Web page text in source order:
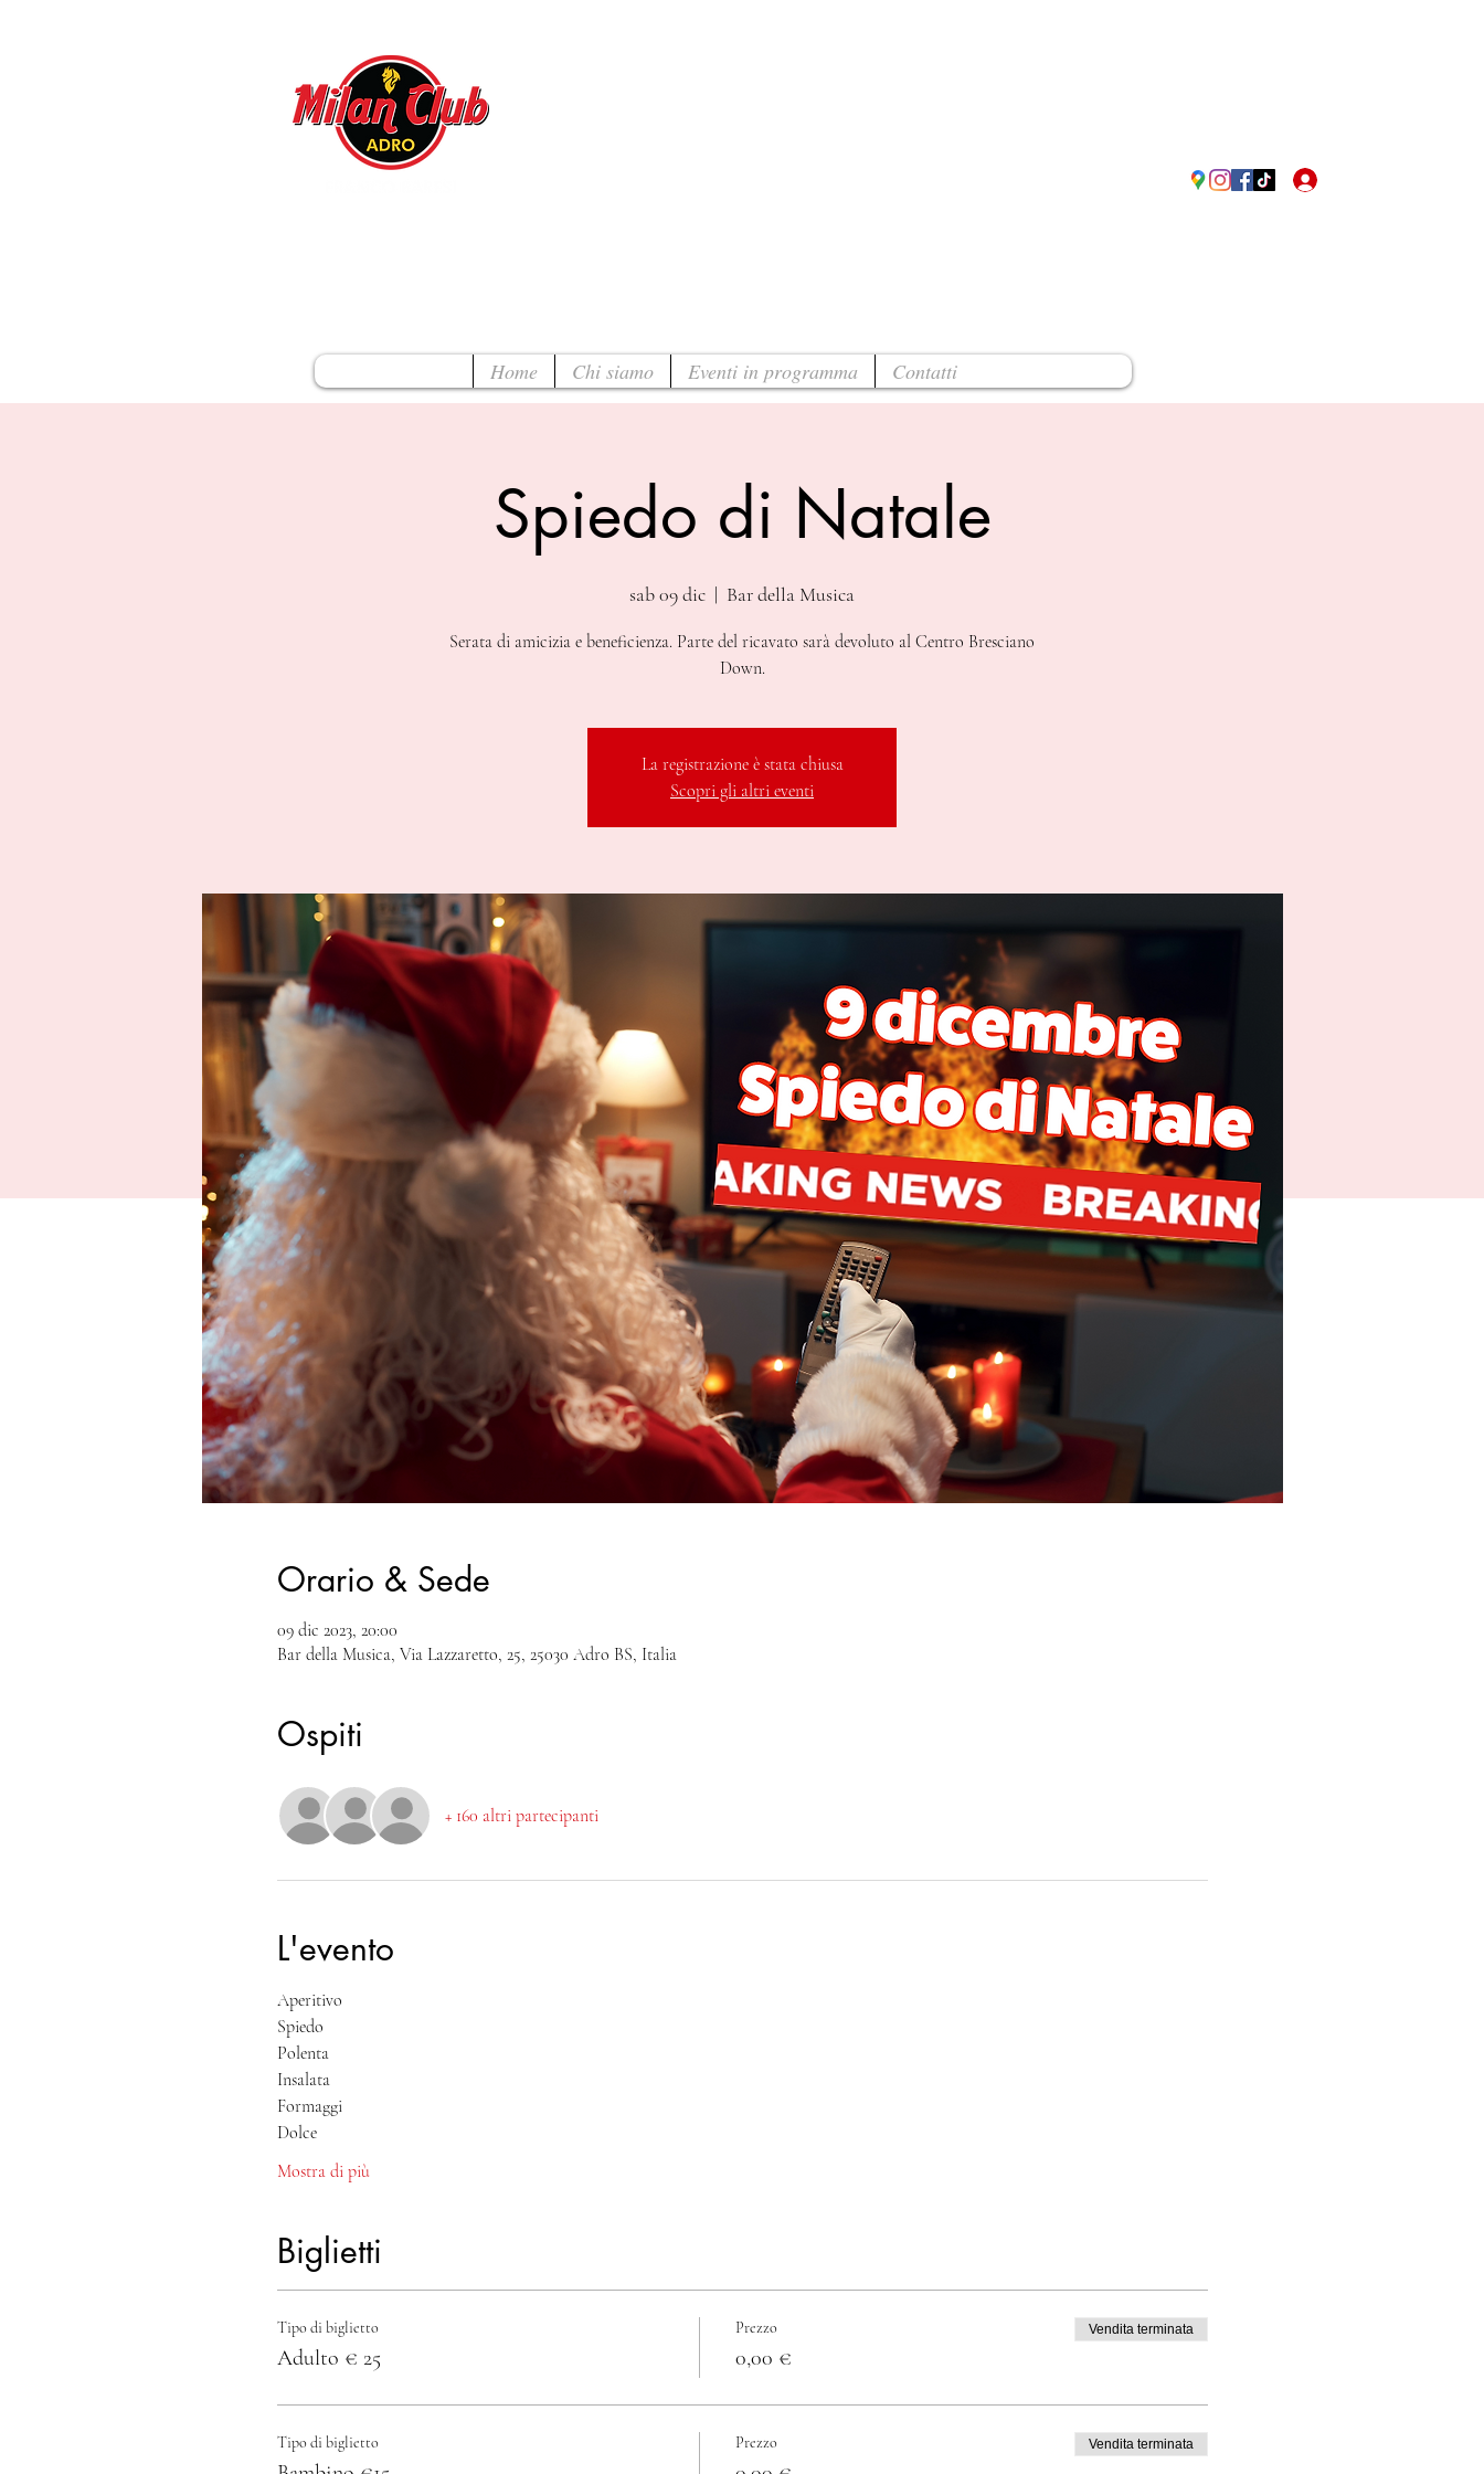
Home Chi siamo Eventi in programma Contatti
Spiedo di Natale
sab 09 dic
  |
Bar della Musica
Serata di amicizia e beneficienza. Parte del ricavato sarà devoluto al Centro Bresciano
Down.
La registrazione è stata chiusa
Scopri gli altri eventi
Orario & Sede
09 dic 2023, 20:00
Bar della Musica, Via Lazzaretto, 25, 25030 Adro BS, Italia
Ospiti
+ 160 altri partecipanti
L'evento
Aperitivo
Spiedo
Polenta
Insalata
Formaggi
Dolce
Mostra di più
Biglietti
Tipo di biglietto
Adulto € 25
Prezzo
0,00 €
Vendita terminata
Tipo di biglietto Prezzo Vendita terminata